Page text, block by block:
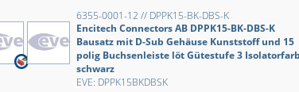
6355-0001-12 // DPPK15-BK-DBS-K
Encitech Connectors AB DPPK15-BK-DBS-K
Bausatz mit D-Sub Gehäuse Kunststoff und 15
polig Buchsenleiste löt Gütestufe 3
schwarz
EVE: DPPK15BKDBSK